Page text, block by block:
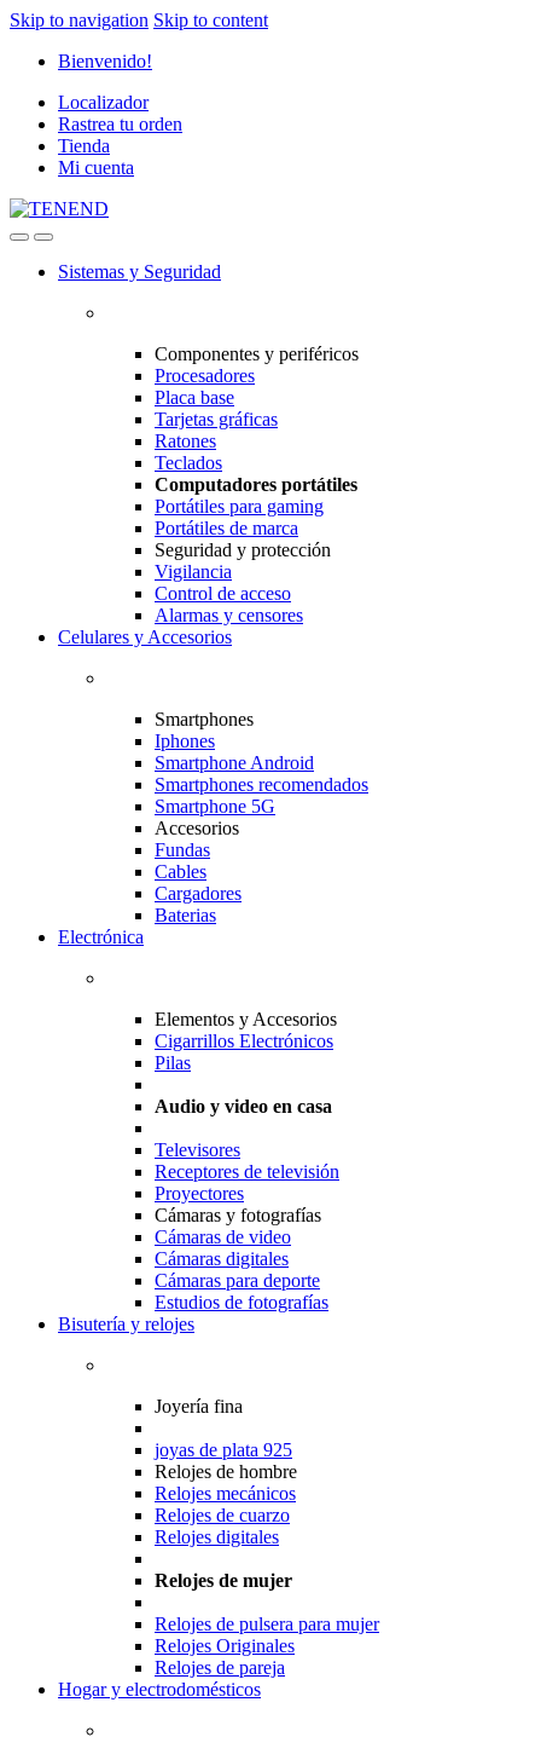
Skip to navigation Skip to content
Bienvenido!
Localizador
Rastrea tu orden
Tienda
Mi cuenta
Sistemas y Seguridad
Componentes y periféricos
Procesadores
Placa base
Tarjetas gráficas
Ratones
Teclados
Computadores portátiles
Portátiles para gaming
Portátiles de marca
Seguridad y protección
Vigilancia
Control de acceso
Alarmas y censores
Celulares y Accesorios
Smartphones
Iphones
Smartphone Android
Smartphones recomendados
Smartphone 5G
Accesorios
Fundas
Cables
Cargadores
Baterias
Electrónica
Elementos y Accesorios
Cigarrillos Electrónicos
Pilas
Audio y video en casa
Televisores
Receptores de televisión
Proyectores
Cámaras y fotografías
Cámaras de video
Cámaras digitales
Cámaras para deporte
Estudios de fotografías
Bisutería y relojes
Joyería fina
joyas de plata 925
Relojes de hombre
Relojes mecánicos
Relojes de cuarzo
Relojes digitales
Relojes de mujer
Relojes de pulsera para mujer
Relojes Originales
Relojes de pareja
Hogar y electrodomésticos